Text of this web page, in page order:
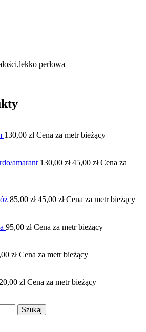
perłowa
130,00 złCena za metr bieżący
amarant 130,00zł Pierwotna
45,00 złAktualna
Cena za
85,00zł Pierwotna
85,00 zł.
45,00 złAktualna
45,00 zł.
Cena za metr bieżący
95,00 złCena za metr bieżący
złCena za metr bieżący
złCena za metr bieżący
Szukaj